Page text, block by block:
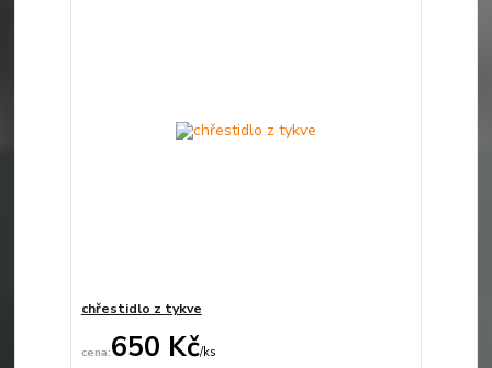
chřestidlo z tykve
650 Kč/ks